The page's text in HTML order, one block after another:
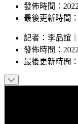
發佈時間：
最後更新時間
記者 ： 李品誼
發佈時間：
最後更新時間：